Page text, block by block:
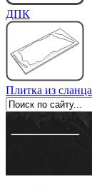
ДПК
Плитка из сланца